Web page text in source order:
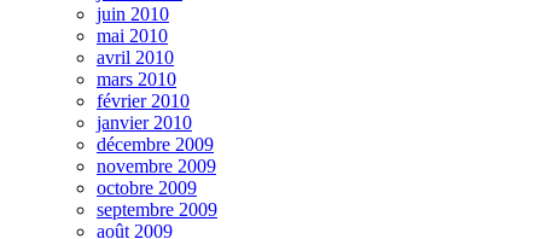
juin 2010
mai 2010
avril 2010
mars 2010
février 2010
janvier 2010
décembre 2009
novembre 2009
octobre 2009
septembre 2009
août 2009